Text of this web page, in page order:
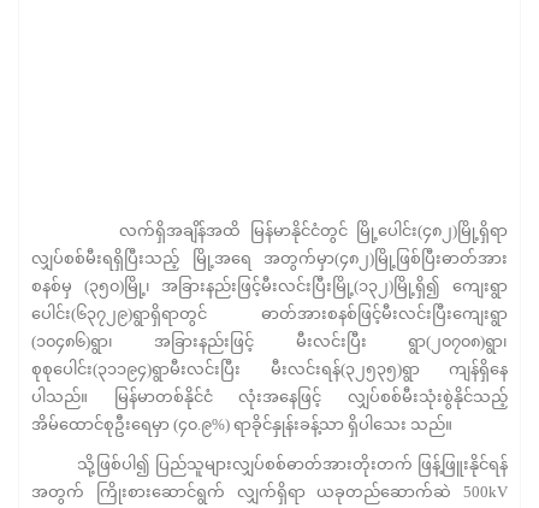
လက်ရှိအချိန်အထိ မြန်မာနိုင်ငံတွင် မြို့ပေါင်း(၄၈၂)မြို့ရှိရာ
လျှပ်စစ်မီးရရှိပြီးသည့် မြို့အရေ အတွက်မှာ(၄၈၂)မြို့ဖြစ်ပြီးဓာတ်အား
စနစ်မှ (၃၅၀)မြို့၊ အခြားနည်းဖြင့်မီးလင်းပြီးမြို့(၁၃၂)မြို့ရှိ၍ ကျေးရွာ
ပေါင်း(၆၃၇၂၉)ရွာရှိရာတွင် ဓာတ်အားစနစ်ဖြင့်မီးလင်းပြီးကျေးရွာ
(၁၀၄၈၆)ရွာ၊ အခြားနည်းဖြင့် မီးလင်းပြီး ရွာ(၂၀၇၀၈)ရွာ၊
စုစုပေါင်း(၃၁၁၉၄)ရွာမီးလင်းပြီး မီးလင်းရန်(၃၂၅၃၅)ရွာ ကျန်ရှိနေ
ပါသည်။ မြန်မာတစ်နိုင်ငံ လုံးအနေဖြင့် လျှပ်စစ်မီးသုံးစွဲနိုင်သည့်
အိမ်ထောင်စုဦးရေမှာ (၄၀.၉%) ရာခိုင်နှုန်းခန့်သာ ရှိပါသေး သည်။
သို့ဖြစ်ပါ၍ ပြည်သူများလျှပ်စစ်ဓာတ်အားတိုးတက် ဖြန့်ဖြူးနိုင်ရန်
အတွက် ကြိုးစားဆောင်ရွက် လျှက်ရှိရာ ယခုတည်ဆောက်ဆဲ 500kV